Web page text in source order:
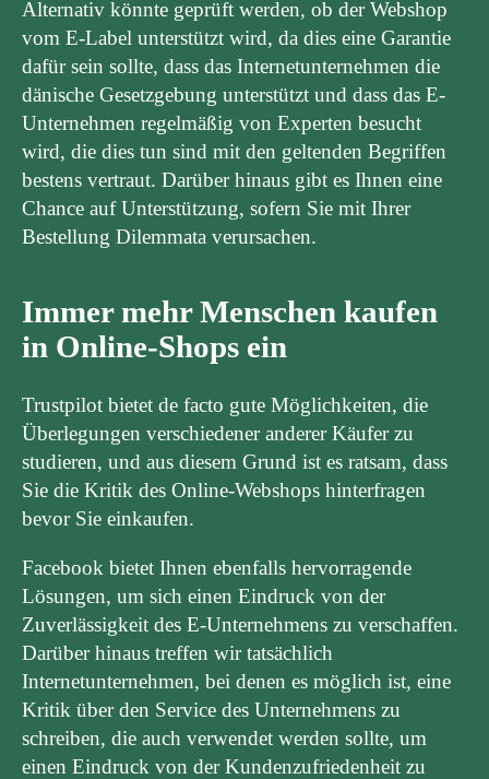
Alternativ könnte geprüft werden, ob der Webshop
vom E-Label unterstützt wird, da dies eine Garantie
dafür sein sollte, dass das Internetunternehmen die
dänische Gesetzgebung unterstützt und dass das E-
Unternehmen regelmäßig von Experten besucht
wird, die dies tun sind mit den geltenden Begriffen
bestens vertraut. Darüber hinaus gibt es Ihnen eine
Chance auf Unterstützung, sofern Sie mit Ihrer
Bestellung Dilemmata verursachen.
Immer mehr Menschen kaufen
in Online-Shops ein
Trustpilot bietet de facto gute Möglichkeiten, die
Überlegungen verschiedener anderer Käufer zu
studieren, und aus diesem Grund ist es ratsam, dass
Sie die Kritik des Online-Webshops hinterfragen
bevor Sie einkaufen.
Facebook bietet Ihnen ebenfalls hervorragende
Lösungen, um sich einen Eindruck von der
Zuverlässigkeit des E-Unternehmens zu verschaffen.
Darüber hinaus treffen wir tatsächlich
Internetunternehmen, bei denen es möglich ist, eine
Kritik über den Service des Unternehmens zu
schreiben, die auch verwendet werden sollte, um
einen Eindruck von der Kundenzufriedenheit zu